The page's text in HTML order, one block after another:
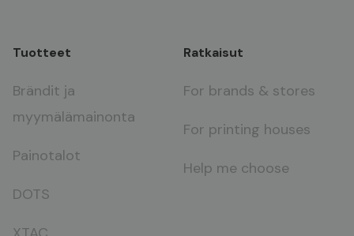
Tuotteet
Brändit ja
myymälämainonta
Painotalot
DOTS
Ratkaisut
For brands & stores
For printing houses
Help me choose